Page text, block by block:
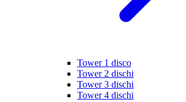
Tower 1 disco
Tower 2 dischi
Tower 3 dischi
Tower 4 dischi